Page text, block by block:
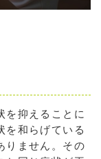
を抑えることに
を和らげている
りません。その